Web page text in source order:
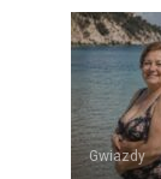
Gwiazdy